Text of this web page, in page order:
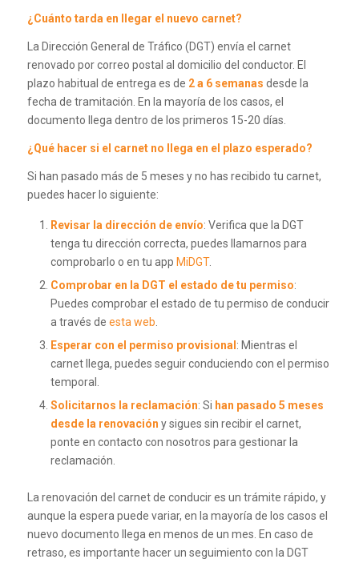
¿Cuánto tarda en llegar el nuevo carnet?
La Dirección General de Tráfico (DGT) envía el carnet
renovado por correo postal al domicilio del conductor. El
plazo habitual de entrega es de 2 a 6 semanas desde la
fecha de tramitación. En la mayoría de los casos, el
documento llega dentro de los primeros 15-20 días.
¿Qué hacer si el carnet no llega en el plazo esperado?
Si han pasado más de 5 meses y no has recibido tu carnet,
puedes hacer lo siguiente:
Revisar la dirección de envío: Verifica que la DGT
tenga tu dirección correcta, puedes llamarnos para
comprobarlo o en tu app MiDGT.
Comprobar en la DGT el estado de tu permiso:
Puedes comprobar el estado de tu permiso de conducir
a través de esta web
Esperar con el permiso provisional : Mientras el
carnet llega, puedes seguir conduciendo con el permiso
temporal.
Solicitarnos la reclamación: Si han pasado 5 meses
desde la renovación y sigues sin recibir el carnet,
ponte en contacto con nosotros para gestionar la
reclamación.
La renovación del carnet de conducir es un trámite rápido, y
aunque la espera puede variar, en la mayoría de los casos el
nuevo documento llega en menos de un mes. En caso de
retraso, es importante hacer un seguimiento con la DGT